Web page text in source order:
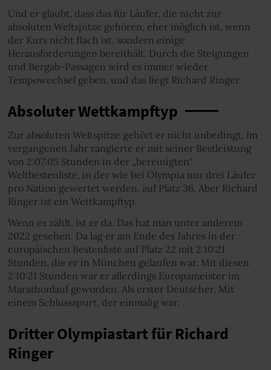
Und er glaubt, dass das für Läufer, die nicht zur
absoluten Weltspitze gehören, eher möglich ist, wenn
der Kurs nicht flach ist, sondern einige
Herausforderungen bereithält. Durch die Steigungen
und Bergab-Passagen wird es immer wieder
Tempowechsel geben, und das liegt Richard Ringer.
Absoluter Wettkampftyp
Zur absoluten Weltspitze gehört er nicht unbedingt. Im
vergangenen Jahr rangierte er mit seiner Bestleistung
von 2:07:05 Stunden in der „bereinigten“
Weltbestenliste, in der wie bei Olympia nur drei Läufer
pro Nation gewertet werden, auf Platz 36. Aber Richard
Ringer ist ein Wettkampftyp.
Wenn es zählt, ist er da. Das hat man unter anderem
2022 gesehen. Da lag er am Ende des Jahres in der
europäischen Bestenliste auf Platz 22 mit 2:10:21
Stunden, die er in München gelaufen war. Mit diesen
2:10:21 Stunden war er allerdings Europameister im
Marathonlauf geworden. Als erster Deutscher. Mit
einem Schlussspurt, der einmalig war.
Dritter Olympiastart für Richard
Ringer